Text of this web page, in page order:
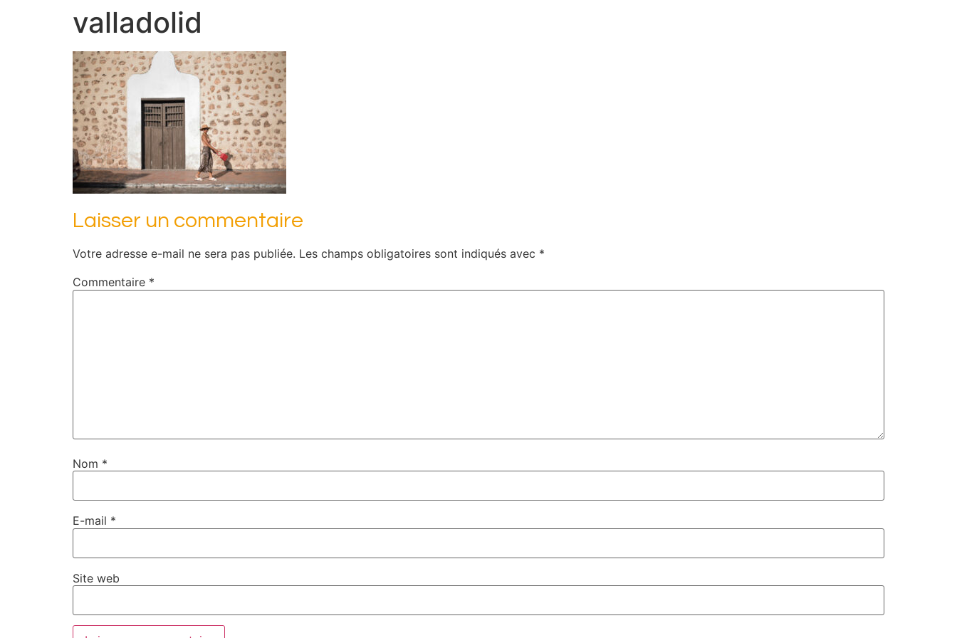
valladolid
Laisser un commentaire
Votre adresse e-mail ne sera pas publiée. Les champs obligatoires sont indiqués avec *
Commentaire *
Nom *
E-mail *
Site web